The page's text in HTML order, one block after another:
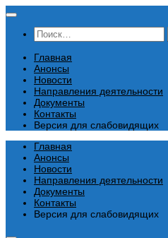
Перейти
содержимому
Найти:
Главная
Анонсы
Новости
Направления деятельности
Документы
Контакты
Версия для слабовидящих
Главная
Анонсы
Новости
Направления деятельности
Документы
Контакты
Версия для слабовидящих